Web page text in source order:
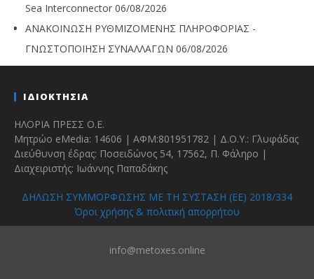
Sea Interconnector 06/08/2026
ΑΝΑΚΟΙΝΩΣΗ ΡΥΘΜΙΖΟΜΕΝΗΣ ΠΛΗΡΟΦΟΡΙΑΣ -
ΓΝΩΣΤΟΠΟΙΗΣΗ ΣΥΝΑΛΛΑΓΩΝ 06/08/2026
ΙΔΙΟΚΤΗΣΙΑ
ΗΛΟΡΙΑ ΠΡΕΣΣ Ο.Ε.
Μητρώο eMedia: 14606 | ΑΦΜ:801951782 | Δ.Ο.Υ.: Γλυφάδας
Διεύθυνση έδρας: Ποσειδώνος 54, 17562, Π. Φάληρο |
Διαχειριστής: Ιωάννης Παπαδάκης
ΔΗΛΩΣΗ ΣΥΜΜΟΡΦΩΣΗΣ ΜΕ ΤΗ ΣΥΣΤΑΣΗ (ΕΕ) 2018/334
Όροι χρήσης & πολιτική απορρήτου
info@metoxes.online